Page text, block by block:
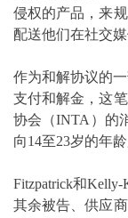
侵权的产品，来
配送他们在社交
作为和解协议的
支付和解金，这
协会（INTA）的
向14至23岁的年
Fitzpatrick和
其余被告、供应